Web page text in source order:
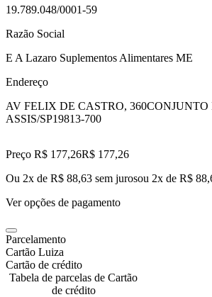
19.789.048/0001-59
Razão Social
E A Lazaro Suplementos Alimentares ME
Endereço
AV FELIX DE CASTRO, 360
ASSIS/SP19813-700
Preço R$ 177,26R$ 177,26
Ou 2x de R$ 88,63 sem jurosou 2x de R$
Ver opções de pagamento
Parcelamento
Cartão Luiza
Cartão de crédito
Tabela de parcelas de Cartão
de crédito